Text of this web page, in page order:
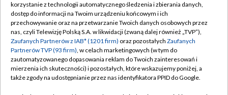
TVP
Abonament TVP
Emisja w TVP
Centrum informacji TVP
Naziemna Telewizja Cyfrowa
Regulamin TVP
Polityka prywatności
Moje zgody
Pomoc
korzystanie z technologii automatycznego śledzenia i zbierania danych,
dostęp do informacji na Twoim urządzeniu końcowym i ich
przechowywanie oraz na przetwarzanie Twoich danych osobowych przez
nas, czyli Telewizję Polską S.A. w likwidacji (zwaną dalej również „TVP”),
Zaufanych Partnerów z IAB* (1201 firm) oraz pozostałych Zaufanych
Partnerów TVP (93 firm), w celach marketingowych (w tym do
zautomatyzowanego dopasowania reklam do Twoich zainteresowań i
mierzenia ich skuteczności) i pozostałych, które wskazujemy poniżej, a
także zgody na udostępnianie przez nas identyfikatora PPID do Google.